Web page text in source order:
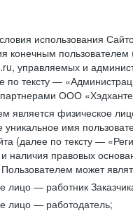
использования
конечным
управляемых и
по тексту —
ООО
является физическое
уникальное имя
(далее по тексту —
наличия правовых
может
лицо — работник
лицо — работодатель;